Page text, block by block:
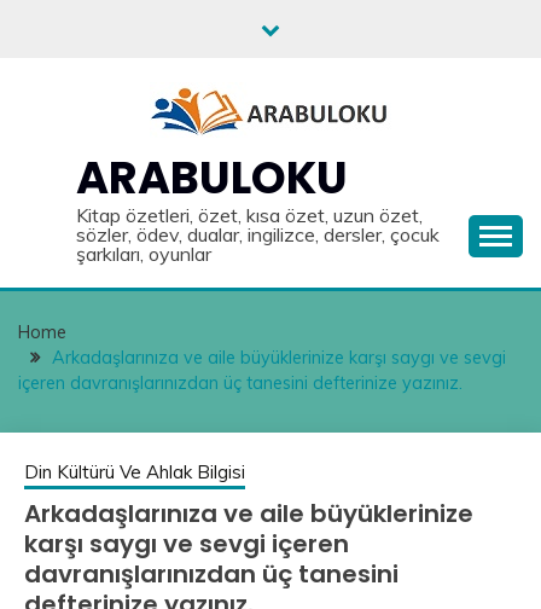
ARABULOKU
Kitap özetleri, özet, kısa özet, uzun özet,
sözler, ödev, dualar, ingilizce, dersler, çocuk
şarkıları, oyunlar
Home
Arkadaşlarınıza ve aile büyüklerinize karşı saygı ve sevgi
içeren davranışlarınızdan üç tanesini defterinize yazınız.
Din Kültürü Ve Ahlak Bilgisi
Arkadaşlarınıza ve aile büyüklerinize
karşı saygı ve sevgi içeren
davranışlarınızdan üç tanesini